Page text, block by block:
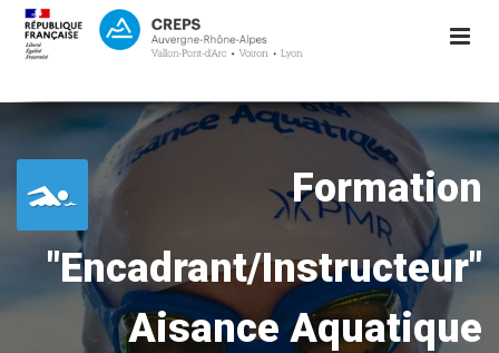
Formation
"Encadrant/Instructeur"
Aisance Aquatique